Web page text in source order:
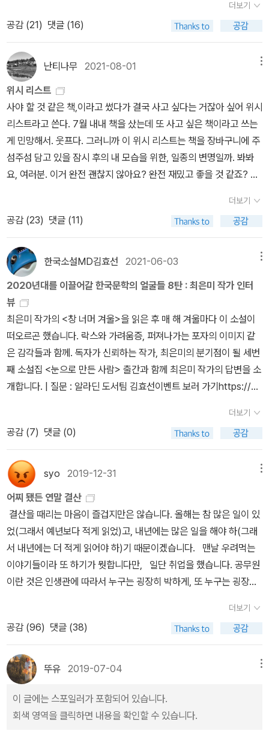
면서 다시 기회가 열린다. '나를 극복하고 너에게 가는 길은 이렇게도
멀어서, 나는 여전히 매일매일 1층으로, 엘리베이터 밖으로, 유리문
너머로, 니가 나를 기다리던 곳으로, 힘을 다해 달려 나간다.' (153쪽)
그녀는 이선우와 다시 만나게 될 것이다. ​ 이야기는 한 가지 미스테리
를 품고 있으나 끝까지 해결하지 않는다. 보는 사람 몫이다. 알아서들
정리해보시지.하는 시선이 느껴진다. - '나는 해결할 일이 있어 그곳
에 간 게 아니다. 나는 죄는 있어도 민원은 없었다. 나는 경찰서에 바
라는 게 아무것도 없었다.'(10쪽) - '나는 그날 양주에 대해 얘기했다.
양주 북부의 한 읍에서 있었던 일에 대해서. 양주에서 살던 여자가 양
주에서 저지른 일에 대해서.'(12쪽)- '나는 알 수가 없어서 엄마를 계
속 쳐다본다. 엄마가 어디까지 알고 있는지 알 수가 없어서. 아니, 알
'…….' '살아 있으니까 좋으냐고.' (130~131쪽)​ 양주에서 일어난 그 일
건지, 아버지의 자살과 엄마의 외도를 다룬 것인지, 죄라 칭한 것이 엄
마를 미워한 것에 대한 것인지, 실종사건과 관계된 것인지, 양주에서
일을 저지른 여자가 엄마인지 수진인지, 숲에서 검은 늑대를 보는 이
유가 어린 날에 목격한 엄마의 외도 장면인지, 아빠의 자살인지 명확
하지 않다. 모든 것은 한 덩이로 뭉쳐다닌다. 그럼에도 수진이 그 아줌
마의 실종과 관계가 있다는 설정이 있어야 이야기가 좀더 완벽해 보
인다. ​ 선우와 이별을 통해 10년간 쓰던 소설을 마무리할 수 있었던
여자, 자신때문에 나타난 검은 늑대라 여겼던 멧돼지를 선우가 잡아
줌으로 해서 트라우마에서 어느 정도 벗어난 여자, 수진. 그녀는 이제
자신이 그렇게 혐오했던 엄마의 외도를 똑같이 따라 할 것이다. 그러
고나면 선우처럼 자신의 엄마를 이해하게 될 지도 모른다. 자신이 하
다가 사랑이 식어버리면 바싹 메마른 가을로 건너뛰고 끝끝내 풀 한
포기 자라지 않는 겨울이 이어진다. 서로에게 사랑을 허락할 이들에
게 어제는 봄이었고 앞으로 다가올 계절은 여름이리라. 강렬하고 뜨
거운 계절처럼 그들의 사랑도 그렇게 불타오를 것을 제목에서 예고하
고 있는 것 같다. 부디 그들의 만남은 그저 사랑으로 귀결되기를, 그리
하여 딸 소은은 수진같은 트라우마를 겪지 않기를 바란다.
낌이 든다. 매일 하던 것을 쉬어버리면 하지 않음의 관성이 붙어 다시
시작하기 어렵다. 책은 계속 읽었는데 쓰지를 못했다. 조바심마저 난
다. 남겨놓지 않으면 날아가버리는 기억, 다시 불러오려면 처음부터
또 읽어야 한다는, 그런데 그거 나쁘지 않네. 다시 읽기. 벗 유한한 시
간. 뭐 그런 걸로. 어찌 됐든 다시 써보기 위해 글쓰기 창을 열었다. 이
럴 땐 책 산 이야기를 하는 게 최고지. 신나니까. 국지혜, <난민과 여
성혐오> 열다북스 책을 모으고 있다. <래디컬 페미니즘>은 선편소포
안에 들어있고, <여자는 인질이다>와 <'위안부'는 여자다>, <코르셋
>은 종이책으로, <포르노랜드>와 <성매매, 성노동이 아니라 성착취
>는 전자책으로 갖고 있다. 전자책 정말 책을 갖고 있다는 느낌도 안
들고 찾아보기도 귀찮(?)고 밑줄 찾기 어렵고.ㅠㅠ 전부 종이책으로
갖고 싶어. 우에노 지즈코, <여성 혐오를 혐오한다> 이 책 정말 작년
부터 계속 보관만 하던 책. 결국 샀다. 큰 기대는 하지 않는다. 시몬
과 함께 읽기로 해서 2권도 마저 구입. 최은미, <어제는 봄> 팬이 될
수 있을까? 좀더 두고봐야 할 듯. 그래서 한 권 구입해 봄. 허난설헌
시선집 <그대 만나려고 물 너머로 연밥을 던졌다가> 저 표지의 미스
터션샤인 띠지 참으로 거슬리지만. 권도영, 송영림 지음, 권봉교 그림
<배또롱 아래 선그믓> - 옛이야기 속 여성의 삶에서 페미니즘을 읽
다 어디서 알게 된 책인지 모르겠다. 허난설헌 찾다가 발견한 걸 수도
있고. 양효실, <불구의 삶, 사랑의 말> **쟝님의 추천. 얼마 전 빌려
본 양효실의 어느 책은 별로였던 기억이 있다. 이 책은 기대해 본다.
보관함에서 매번 중고서점 맞추기에 들지 못하다가 이번에 성공했
기 선정도서. 저자 이름 맨날 헷갈리고요. 크리스티안 노스럽 <여성
의 몸 여성의 지혜> 중고 뜨는 거 어려운 책인데 마침 중고 절반값으
로 똭 떠서 얼른 구입. 하고 나서 며칠 뒤 전자도서관에 들어왔...@@
<폐경기 여성의 몸 여성의 지혜> 이것도 사고팠. 도서관에 신청 넣어
야 겠다. 데이비드 로버츠, <서프러제트> 프랑스책 읽는 중 서프러
제트 나왔을 때 멤버 한 분이 추천해 주신 책. 최혜진, <유럽의 그림
책 작가들에게 묻다> 어나더커버 새책으로 구입. 전자책도 있다. 그
러나 이런 책은 전자책으로 보면 흥이 안 난다. 그림책에 대한 열정
(?)을 다시 불태울 수 있을지 기대. 이 밖에 쓰기에 대한 열정도 한번
불살라보려고 이런저런 노트도 주문.(읭? 핑계도 가지가지.)
더보기
공감 (21) 댓글 (16)
난티나무 2021-08-01
위시 리스트
사야 할 것 같은 책,이라고 썼다가 결국 사고 싶다는 거잖아 싶어 위시
리스트라고 쓴다. 7월 내내 책을 샀는데 또 사고 싶은 책이라고 쓰는
게 민망해서. 웃프다. 그러니까 이 위시 리스트는 책을 장바구니에 주
섬주섬 담고 있을 잠시 후의 내 모습을 위한, 일종의 변명일까. 봐봐
요, 여러분. 이거 완전 괜찮지 않아요? 완전 재밌고 좋을 것 같죠? 소
이웃집 퀴어 이반지하> 창비에서 보내주는 '언니단 메일' 이 있다. 신
청만 하면 메일로 글을 보내준다. 처음 듣는 이름 이반지하라는 사람
의 글이, 좋았다. 말 한 마디 잘못 하면 '걔 페미'로 찍혀 신상 탈탈 털
리고 매장당할 수도 있는 험악한 세상에서 자기 목소리를 자기 식으
로 내는 사람, 멋있다. 심지어 웃기고 재밌어. 다양한 장르의 현대미술
가라고 소개되는데 한번도 본적이 없어서 무얼 어떻게 하는지는 모르
겠고 마침 책이 나왔다고 한다. 사고 싶다. 통쾌해지고 싶다. 창비의
메일링이 아니었으면 제목만 보고 스쳐지나갔을 수도 있겠다. 최혜
진 / 신창용 사진, <유럽의 그림책 작가들에게 묻다> 한때 그림책에
심취(?)했었다. 진정 심취했었다면 지금도 그 여파가 남아있었어야
할 텐데 그렇지 못함에 의기소침. 아무튼. 그림책에 대한 갈망이 스물
스물 피어오르는 책이다. 책에 대한 갈망인지 그림에 대한 갈망인지
삶에 대한 갈망인지 조금 헷갈리는데 이 나이 먹도록 갈망하는 것이
무엇인지, 갈망인지 아닌지, 가려낼 수 없다는 사실에 또 내가 좀 밉
나더커버로 새 책이 나왔다. 열린책들 창립 35주년 기념 세계문학
중단편 NOON + MIDNIGHT 세트 하아. 책이 이렇게 이쁘고 난리
야. 이거 사신 분들 어떤가요? 대답 안 들어도 사고 말 것 같은 내 마
음.ㅠㅠ 최은미 소설책들. <목련정전> <어제는 봄> <너무 아름다운
꿈> <정선> <눈으로 만든 사람> 단편이 실린 수상작품집이나 소설
모음집을 제외하고 최은미의 소설책을 담아둔다. 우에노 지즈코, <
불혹의 페미니즘> <여성 혐오를 혐오한다> 뭐라도 한 권 읽어보고
싶어서 우에노 지즈코의 책들을 골라본다. 혹시나 하고 전자도서관에
기까지 하고 그만두어야 겠다. 급 현타. 그동안 너무 많이 샀다. 이게
다 무슨 소용이야와 나의 욕구는 정당하다를 매일 왔다리갔다리. 보
관함은 차고 넘치는데 그 와중에 노트 욕심. ㅠㅠ 와 진짜 어쩔 것임?
그나저나 열린책들... 사? 말아? 흐융. 이게 다 무슨 소용이야... 이게
다 무슨 소용이야... 나의 욕구는 정당하다... 이게 다 무슨 소용이야...
... ...
더보기
공감 (23) 댓글 (11)
한국소설MD김효선 2021-06-03
2020년대를 이끌어갈 한국문학의 얼굴들 8탄 : 최은미 작가 인터
뷰
최은미 작가의 <창 너머 겨울>을 읽은 후 매 해 겨울마다 이 소설이
떠오르곤 했습니다. 락스와 가려움증, 퍼져나가는 포자의 이미지 같
은 감각들과 함께. 독자가 신뢰하는 작가, 최은미의 분기점이 될 세번
째 소설집 <눈으로 만든 사람> 출간과 함께 최은미 작가의 답변을 소
개합니다. | 질문 : 알라딘 도서팀 김효선이벤트 보러 가기https://w
녕하세요. 소설집에 실린 소설 중 ‘수상작품집’ 등의 형태로 미리 독자
를 만난 소설이 여러 편 있습니다. 개인적으로는 소설집 원고를 읽으
며 최은미 작가의 단편들과 함께 한 시절을 지나왔다는 기분이 들었
어요. 이 소설들이 발표된 ‘시점’에 대한 이야기를 여쭙고 싶습니다.안
녕하세요. 이 소설집에는 2016년부터 2020년까지 발표한 소설들이
묶여 있는데요. 많은 분들이 그렇듯 이 시기는 제게도 큰 변화가 찾아
왔던 시기였어요. 제 감정과 경험들을 공적인 맥락에서 살피면서 저
를 둘러싼 것들을 재해석해갈 수 있었던 시간이었습니다. 그 시간들
이 소설을 쓰는 데에도 많은 영향을 주었고요. 그간 쓴 소설들을 묶으
면서 저도 제 인물들과 함께 2016년과 2018년을, 또 2020년을 돌
아볼 수 있었어요. 그때를 지나온 이들이 어디선가 오늘을 계속 살고
있을 거라는 생각과 함께요. 최은미 작가의 소설을 읽으면 종종 소리
가 들린다는 느낌을 받곤 합니다. <보내는 이>의 거실의 풍경, 생활
많이 계실 듯해요.소설을 쓰면서 감각에 대한 묘사를 할 때 즐거움을
많이 느끼는 편이에요. 오직 소설을 쓸 때만, 또 소설을 읽을 때만 가
라고 생각합니다. 제가 소설을 쓰면서 느꼈던 그 즐거움을 함께 누려
주시는 독자분들을 만날 때 저도 더없이 좋습니다. <나와 내담자>, <
더보기
공감 (7) 댓글 (0)
syo 2019-12-31
어찌 됐든 연말 결산
결산을 때리는 마음이 즐겁지만은 않습니다. 올해는 참 많은 일이 있
었(그래서 예년보다 적게 읽었)고, 내년에는 많은 일을 해야 하(그래
서 내년에는 더 적게 읽어야 하)기 때문이겠습니다. 맨날 우려먹는
이야기들이라 또 하기가 뭣합니다만, 일단 취업을 했습니다. 공무원
이란 것은 인생관에 따라서 누구는 굉장히 박하게, 또 누구는 굉장히
든 출퇴근과 따박따박 꽂히는 월급은 평생 처음 겪는 사건이네요. 지
금 겪고 있는 것은 아니고, 새해 벽두부터 벌어질 일들입니다. 엄마
가 방광암에 걸렸습니다. 검사해보니 신장에도 문제가 있어서 방광암
수술과 동시에 신장 한쪽을 절제했습니다. 병원에 입원한 기간이 있
었고, 집에 돌아와 지낸 지도 두 달이 넘었군요. 신장이 하나뿐인데 암
수술로 인한 충격 때문에 걔도 제 기능을 못 한다고 해서 투석을 받으
러 다니는 중입니다. 내년부터는 재발 방지를 위한 항암 요법도 들어
더보기
공감 (96) 댓글 (38)
뚜유 2019-07-04
이 글에는 스포일러가 포함되어 있습니다.
회색 영역을 클릭하면 내용을 확인할 수 있습니다.